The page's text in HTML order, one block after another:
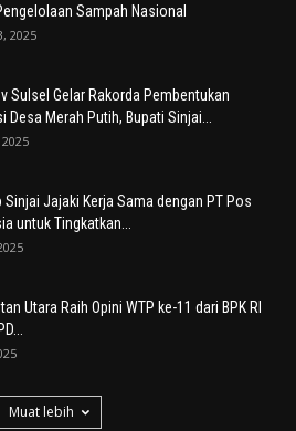
Sampah Nasional
2025
Sulsel Gelar Rakorda Pembentukan
Desa Merah Putih, Bupati Sinjai...
Sinjai Jajaki Kerja Sama dengan PT Pos
untuk Tingkatkan...
Utara Raih Opini WTP ke-11 dari BPK RI
Muat lebih